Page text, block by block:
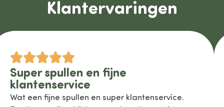
Klantervaringen
Super spullen en fijne
klantenservice
Wat een fijne spullen en super klantenservice.